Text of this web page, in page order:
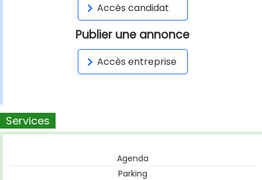
Accès candidat
Publier une annonce
Accès entreprise
Services
Agenda
Parking